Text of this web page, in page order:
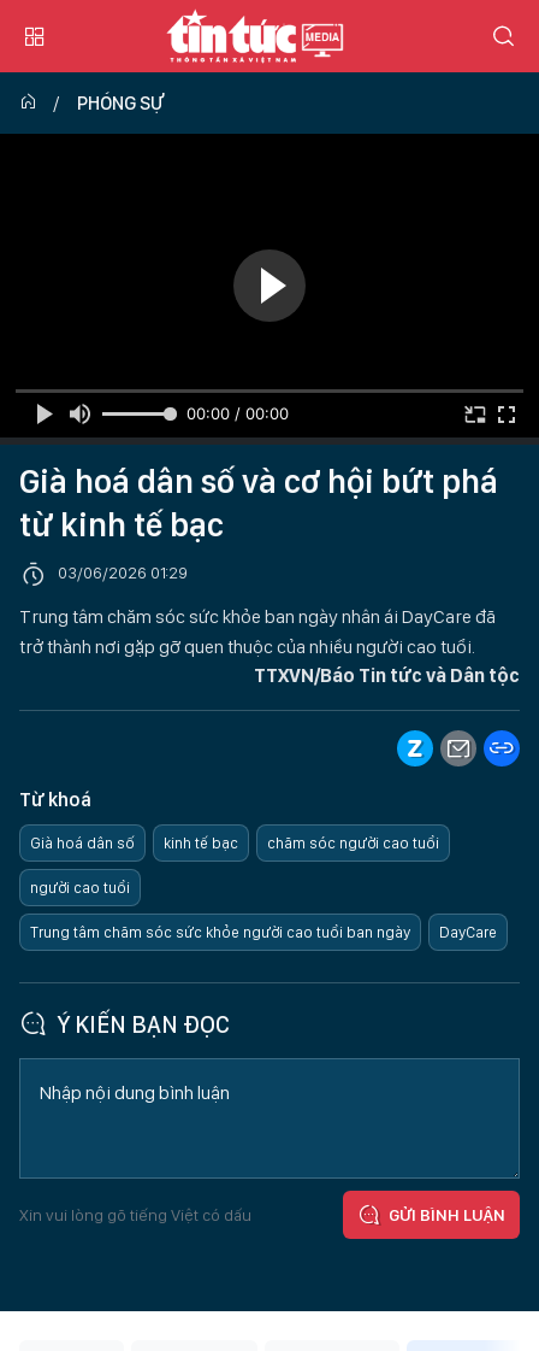
PHÓNG SỰ
00:00 / 00:00
Già hoá dân số và cơ hội bứt phá
từ kinh tế bạc
03/06/2026 01:29
Trung tâm chăm sóc sức khỏe ban ngày nhân ái DayCare đã
trở thành nơi gặp gỡ quen thuộc của nhiều người cao tuổi.
TTXVN/Báo Tin tức và Dân tộc
Từ khoá
Già hoá dân số kinh tế bạc chăm sóc người cao tuổi
người cao tuổi
Trung tâm chăm sóc sức khỏe người cao tuổi ban ngày DayCare
Ý KIẾN BẠN ĐỌC
Xin vui lòng gõ tiếng Việt có dấu GỬI BÌNH LUẬN